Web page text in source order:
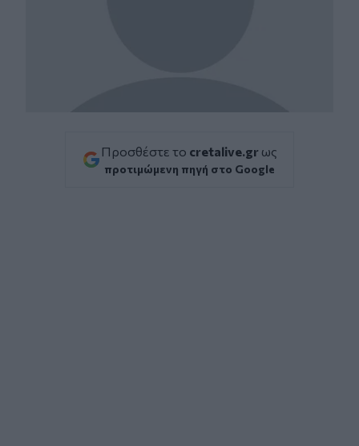
Προσθέστε το cretalive.gr ως
προτιμώμενη πηγή στο Google